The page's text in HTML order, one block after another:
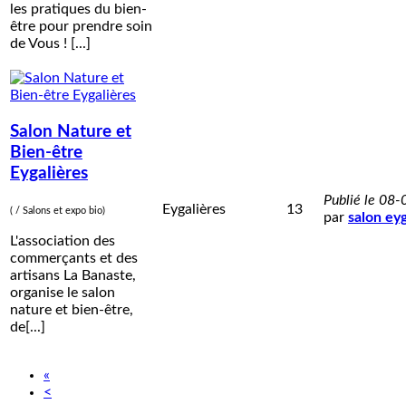
les pratiques du bien-
être pour prendre soin
de Vous ! [...]
Salon Nature et
Bien-être
Eygalières
( / Salons et expo bio)
L'association des
commerçants et des
artisans La Banaste,
organise le salon
nature et bien-être,
de[...]
Eygalières 13
Publié le 08-
par salon
«
<